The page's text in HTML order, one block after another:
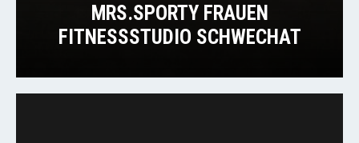
MRS.SPORTY FRAUEN
FITNESSSTUDIO SCHWECHAT